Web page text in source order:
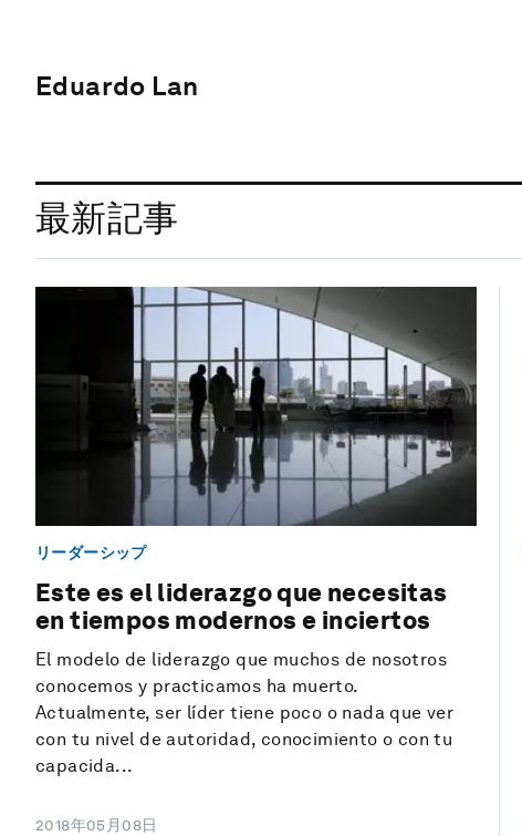
Eduardo Lan
最新記事
リーダーシップ
Este es el liderazgo que necesitas
en tiempos modernos e inciertos
El modelo de liderazgo que muchos de nosotros
conocemos y practicamos ha muerto.
Actualmente, ser líder tiene poco o nada que ver
con tu nivel de autoridad, conocimiento o con tu
capacida...
2018年05月08日